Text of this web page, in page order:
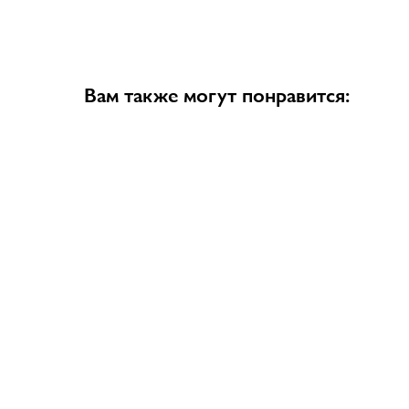
Вам также могут понравится: